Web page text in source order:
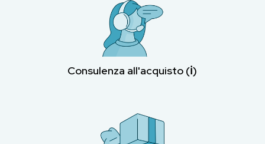
Consulenza all'acquisto (ℹ︎)